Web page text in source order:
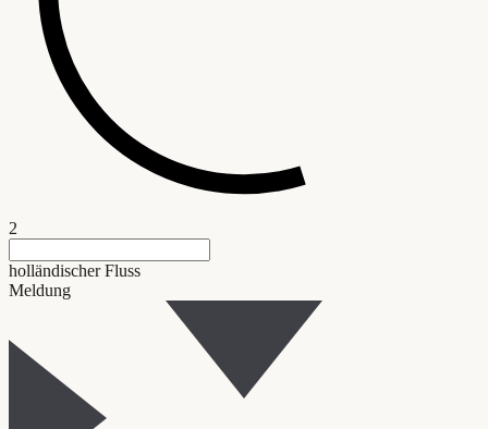
2
holländischer Fluss
Meldung